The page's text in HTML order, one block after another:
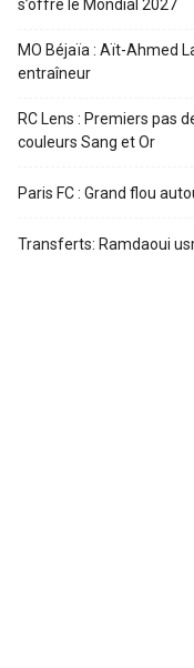
s’offre le Mondial 2027
MO Béjaïa : Aït-Ahmed
entraîneur
RC Lens : Premiers pas
couleurs Sang et Or
Paris FC : Grand flou
Transferts: Ramdaoui